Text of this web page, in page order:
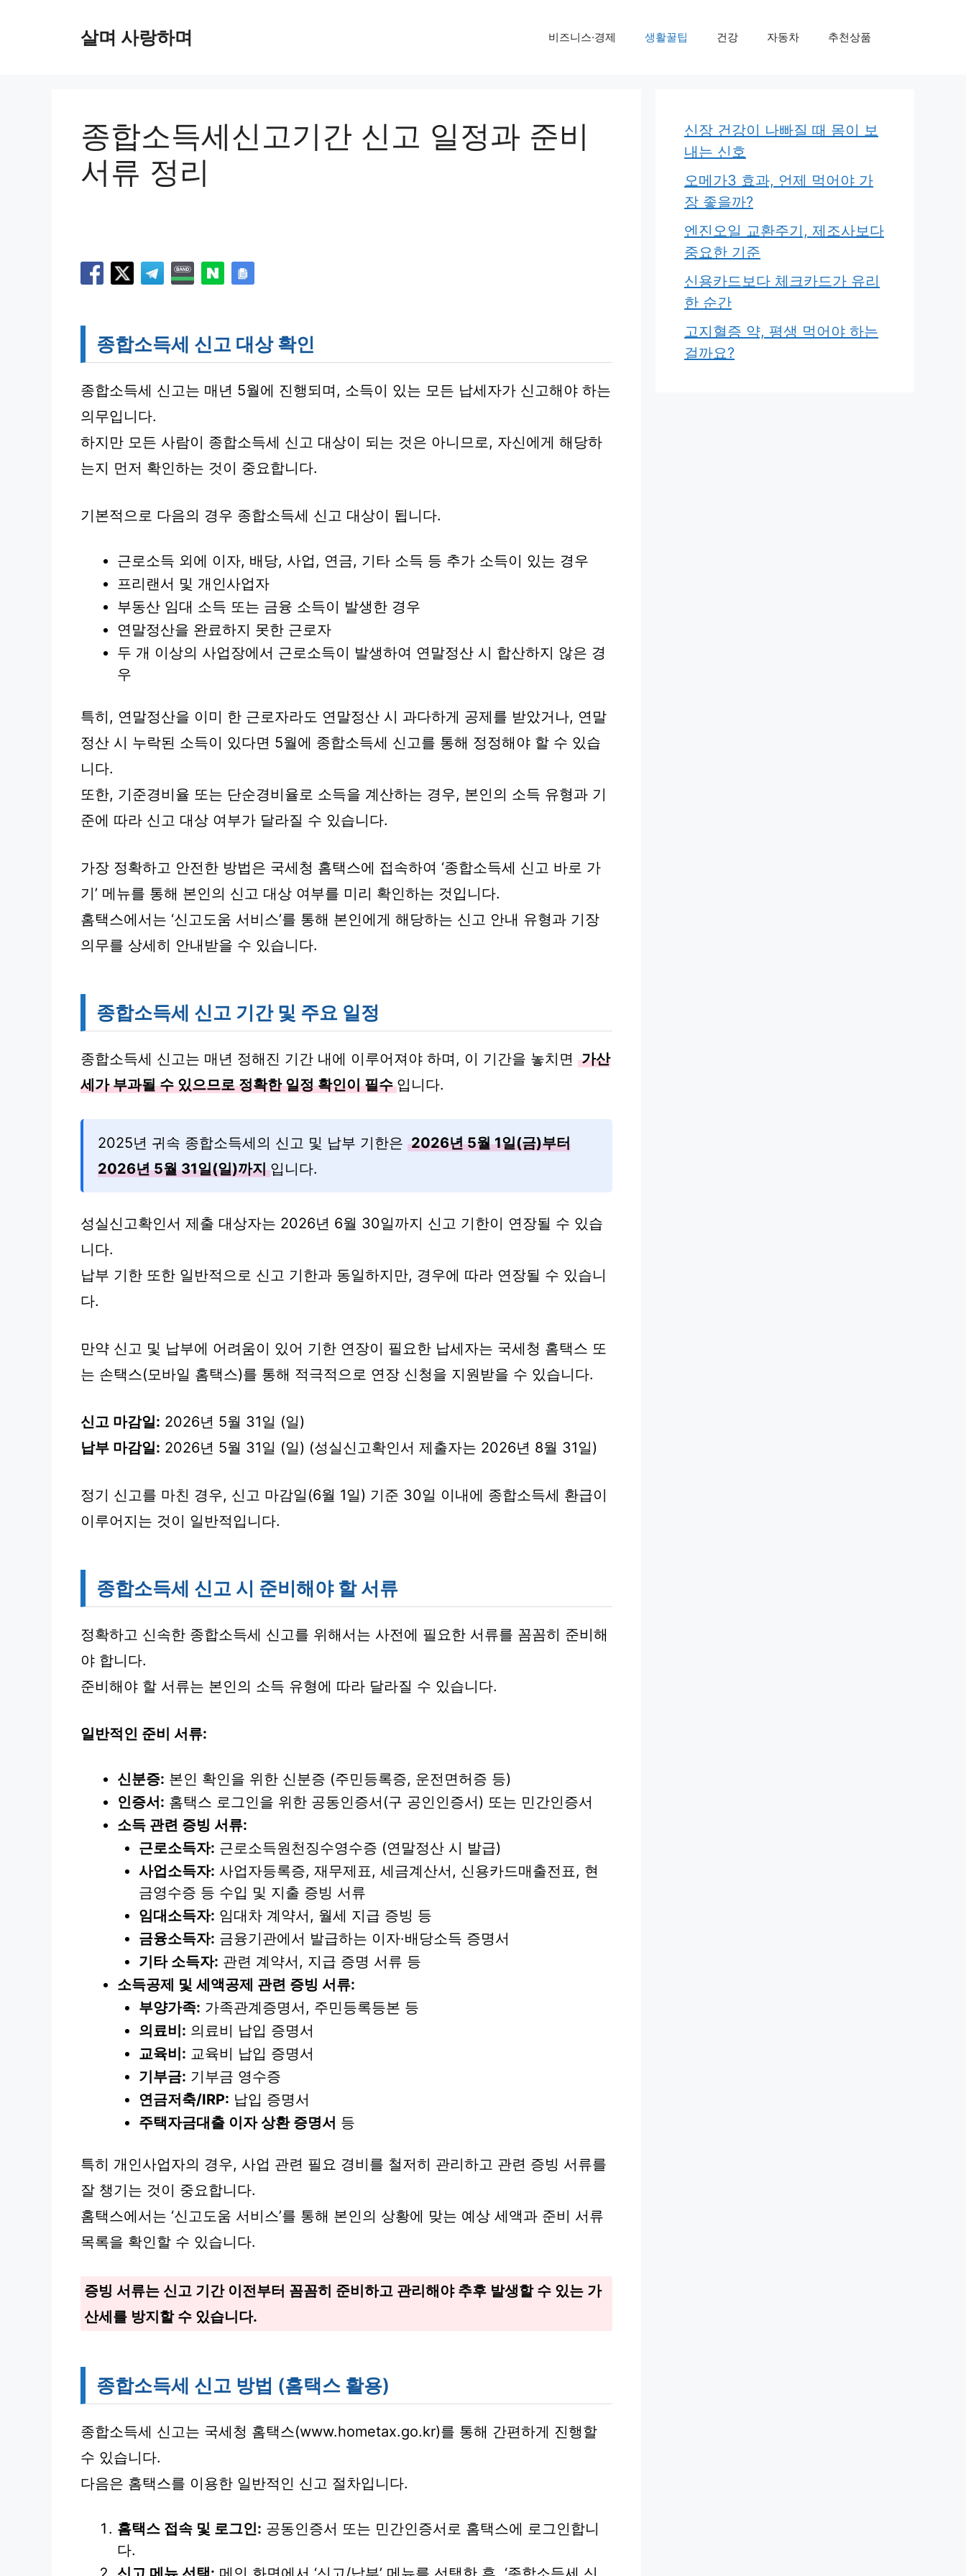
살며 사랑하며 비즈니스·경제 생활꿀팁 건강 자동차 추천상품
종합소득세신고기간 신고 일정과 준비
서류 정리
종합소득세 신고 대상 확인
종합소득세 신고는 매년 5월에 진행되며, 소득이 있는 모든 납세자가 신고해야 하는
의무입니다.
하지만 모든 사람이 종합소득세 신고 대상이 되는 것은 아니므로, 자신에게 해당하
는지 먼저 확인하는 것이 중요합니다.
기본적으로 다음의 경우 종합소득세 신고 대상이 됩니다.
근로소득 외에 이자, 배당, 사업, 연금, 기타 소득 등 추가 소득이 있는 경우
프리랜서 및 개인사업자
부동산 임대 소득 또는 금융 소득이 발생한 경우
연말정산을 완료하지 못한 근로자
두 개 이상의 사업장에서 근로소득이 발생하여 연말정산 시 합산하지 않은 경
우
특히, 연말정산을 이미 한 근로자라도 연말정산 시 과다하게 공제를 받았거나, 연말
정산 시 누락된 소득이 있다면 5월에 종합소득세 신고를 통해 정정해야 할 수 있습
니다.
또한, 기준경비율 또는 단순경비율로 소득을 계산하는 경우, 본인의 소득 유형과 기
준에 따라 신고 대상 여부가 달라질 수 있습니다.
가장 정확하고 안전한 방법은 국세청 홈택스에 접속하여 ‘종합소득세 신고 바로 가
기’ 메뉴를 통해 본인의 신고 대상 여부를 미리 확인하는 것입니다.
홈택스에서는 ‘신고도움 서비스’를 통해 본인에게 해당하는 신고 안내 유형과 기장
의무를 상세히 안내받을 수 있습니다.
종합소득세 신고 기간 및 주요 일정
종합소득세 신고는 매년 정해진 기간 내에 이루어져야 하며, 이 기간을 놓치면 가산
세가 부과될 수 있으므로 정확한 일정 확인이 필수 입니다.
2025년 귀속 종합소득세의 신고 및 납부 기한은 2026년 5월 1일(금)부터
2026년 5월 31일(일)까지 입니다.
성실신고확인서 제출 대상자는 2026년 6월 30일까지 신고 기한이 연장될 수 있습
니다.
납부 기한 또한 일반적으로 신고 기한과 동일하지만, 경우에 따라 연장될 수 있습니
다.
만약 신고 및 납부에 어려움이 있어 기한 연장이 필요한 납세자는 국세청 홈택스 또
는 손택스(모바일 홈택스)를 통해 적극적으로 연장 신청을 지원받을 수 있습니다.
신고 마감일: 2026년 5월 31일 (일)
납부 마감일: 2026년 5월 31일 (일) (성실신고확인서 제출자는 2026년 8월 31일)
정기 신고를 마친 경우, 신고 마감일(6월 1일) 기준 30일 이내에 종합소득세 환급이
이루어지는 것이 일반적입니다.
종합소득세 신고 시 준비해야 할 서류
정확하고 신속한 종합소득세 신고를 위해서는 사전에 필요한 서류를 꼼꼼히 준비해
야 합니다.
준비해야 할 서류는 본인의 소득 유형에 따라 달라질 수 있습니다.
일반적인 준비 서류:
신분증: 본인 확인을 위한 신분증 (주민등록증, 운전면허증 등)
인증서: 홈택스 로그인을 위한 공동인증서(구 공인인증서) 또는 민간인증서
소득 관련 증빙 서류:
근로소득자: 근로소득원천징수영수증 (연말정산 시 발급)
사업소득자: 사업자등록증, 재무제표, 세금계산서, 신용카드매출전표, 현
금영수증 등 수입 및 지출 증빙 서류
임대소득자: 임대차 계약서, 월세 지급 증빙 등
금융소득자: 금융기관에서 발급하는 이자·배당소득 증명서
기타 소득자: 관련 계약서, 지급 증명 서류 등
소득공제 및 세액공제 관련 증빙 서류:
부양가족: 가족관계증명서, 주민등록등본 등
의료비: 의료비 납입 증명서
교육비: 교육비 납입 증명서
기부금: 기부금 영수증
연금저축/IRP: 납입 증명서
주택자금대출 이자 상환 증명서 등
특히 개인사업자의 경우, 사업 관련 필요 경비를 철저히 관리하고 관련 증빙 서류를
잘 챙기는 것이 중요합니다.
홈택스에서는 ‘신고도움 서비스’를 통해 본인의 상황에 맞는 예상 세액과 준비 서류
목록을 확인할 수 있습니다.
증빙 서류는 신고 기간 이전부터 꼼꼼히 준비하고 관리해야 추후 발생할 수 있는 가
산세를 방지할 수 있습니다.
종합소득세 신고 방법 (홈택스 활용)
종합소득세 신고는 국세청 홈택스(www.hometax.go.kr)를 통해 간편하게 진행할
수 있습니다.
다음은 홈택스를 이용한 일반적인 신고 절차입니다.
홈택스 접속 및 로그인: 공동인증서 또는 민간인증서로 홈택스에 로그인합니
다.
신장 건강이 나빠질 때 몸이 보
내는 신호
오메가3 효과, 언제 먹어야 가
장 좋을까?
엔진오일 교환주기, 제조사보다
중요한 기준
신용카드보다 체크카드가 유리
한 순간
고지혈증 약, 평생 먹어야 하는
걸까요?